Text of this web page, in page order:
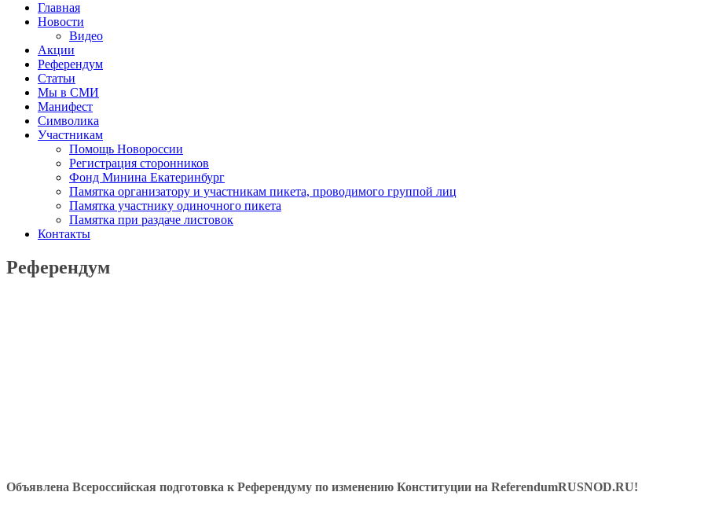
Главная
Новости
Видео
Акции
Референдум
Статьи
Мы в СМИ
Манифест
Символика
Участникам
Помощь Новороссии
Регистрация сторонников
Фонд Минина Екатеринбург
Памятка организатору и участникам пикета, проводимого группой лиц
Памятка участнику одиночного пикета
Памятка при раздаче листовок
Контакты
Референдум
Объявлена Всероссийская подготовка к Референдуму по изменению Конституции на ReferendumRUSNOD.RU!